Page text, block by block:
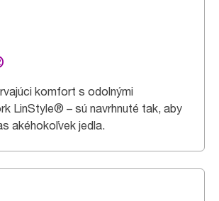
komfort s odolnými
LinStyle® – sú navrhnuté tak, aby
akéhokoľvek jedla.